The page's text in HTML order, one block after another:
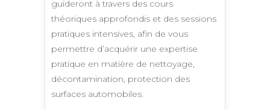
guideront à travers des cours
théoriques approfondis et des sessions
pratiques intensives, afin de vous
permettre d’acquérir une expertise
pratique en matière de nettoyage,
décontamination, protection des
surfaces automobiles.